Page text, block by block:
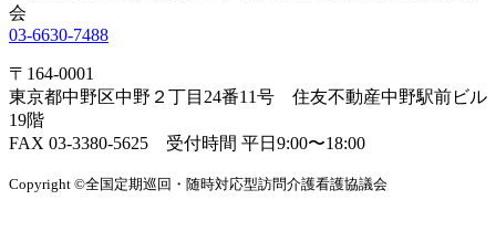
会
03-6630-7488
〒164-0001
東京都中野区中野２丁目24番11号 住友不動産中野駅前ビル
19階
FAX 03-3380-5625 受付時間 平日9:00〜18:00
Copyright ©全国定期巡回・随時対応型訪問介護看護協議会